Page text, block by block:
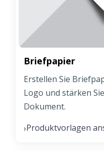
Briefpapier
Erstellen Sie
Logo und stärken
Dokument.
›Produktvorlagen